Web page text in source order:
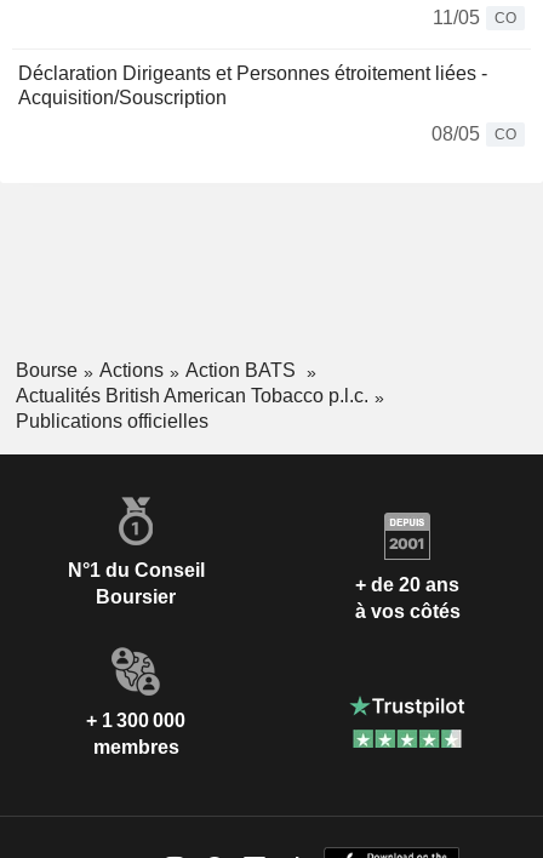
11/05
CO
Déclaration Dirigeants et Personnes étroitement liées -
Acquisition/Souscription
08/05
CO
Bourse Actions
Action BATS
Actualités British American Tobacco p.l.c.
Publications officielles
N°1 du Conseil
Boursier
+ de 20 ans
à vos côtés
+ 1 300 000
membres